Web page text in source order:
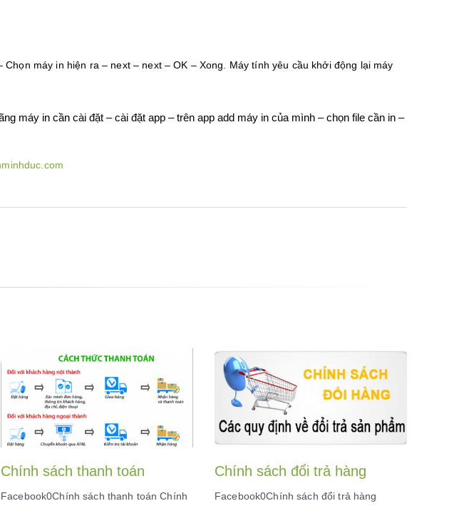
máy in hiện ra – next – next – OK – Xong. Máy tính yêu cầu khởi động lại máy
máy in cần cài đặt – cài đặt app – trên app add máy in của mình – chọn file cần in –
Chính sách thanh toán
Facebook0Chính sách thanh toán Chính
Chính sách đổi trả hàng
Facebook0Chính sách đổi trả hàng